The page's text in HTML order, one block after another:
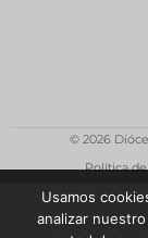
© 2026
Política
Usamos
analizar